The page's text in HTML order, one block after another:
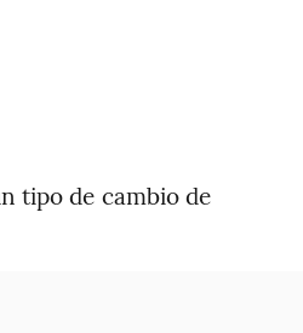
tipo de cambio de